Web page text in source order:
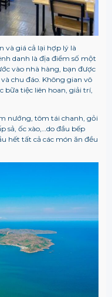
và giá cả lại hợp lý là
danh là địa điểm số một
vào nhà hàng, bạn được
chu đáo. Không gian vô
bữa tiệc liên hoan, giải trí,
nướng, tôm tái chanh, gỏi
sả, ốc xào,…do đầu bếp
hết tất cả các món ăn đều